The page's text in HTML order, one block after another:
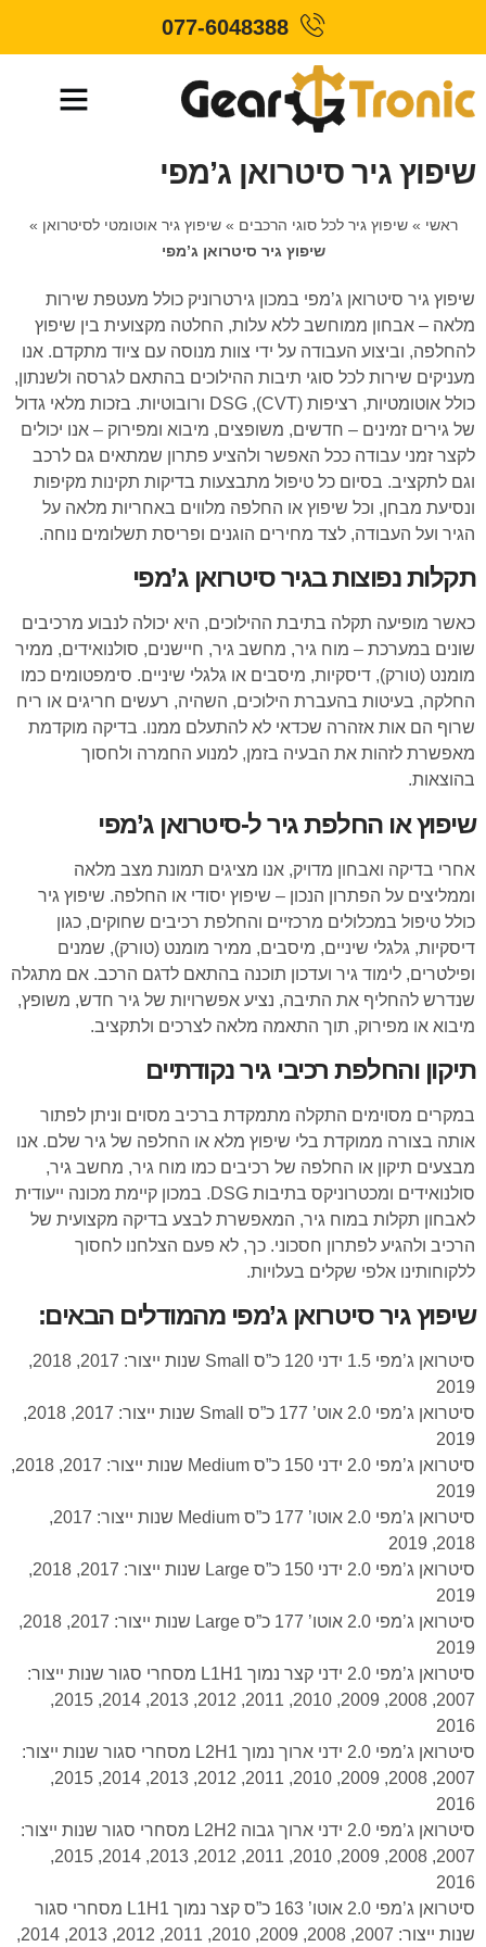
077-6048388
שיפוץ גיר סיטרואן ג’מפי
ראשי »שיפוץ גיר לכל סוגי הרכבים »שיפוץ גיר אוטומטי לסיטרואן »
שיפוץ גיר סיטרואן ג’מפי
שיפוץ גיר סיטרואן ג’מפי במכון גירטרוניק כולל מעטפת שירות
מלאה – אבחון ממוחשב ללא עלות, החלטה מקצועית בין שיפוץ
להחלפה, וביצוע העבודה על ידי צוות מנוסה עם ציוד מתקדם. אנו
מעניקים שירות לכל סוגי תיבות ההילוכים בהתאם לגרסה ולשנתון,
כולל אוטומטיות, רציפות (CVT), DSG ורובוטיות. בזכות מלאי גדול
של גירים זמינים – חדשים, משופצים, מיבוא ומפירוק – אנו יכולים
לקצר זמני עבודה ככל האפשר ולהציע פתרון שמתאים גם לרכב
וגם לתקציב. בסיום כל טיפול מתבצעות בדיקות תקינות מקיפות
ונסיעת מבחן, וכל שיפוץ או החלפה מלווים באחריות מלאה על
הגיר ועל העבודה, לצד מחירים הוגנים ופריסת תשלומים נוחה.
תקלות נפוצות בגיר סיטרואן ג’מפי
כאשר מופיעה תקלה בתיבת ההילוכים, היא יכולה לנבוע מרכיבים
שונים במערכת – מוח גיר, מחשב גיר, חיישנים, סולנואידים, ממיר
מומנט (טורק), דיסקיות, מיסבים או גלגלי שיניים. סימפטומים כמו
החלקה, בעיטות בהעברת הילוכים, השהיה, רעשים חריגים או ריח
שרוף הם אות אזהרה שכדאי לא להתעלם ממנו. בדיקה מוקדמת
מאפשרת לזהות את הבעיה בזמן, למנוע החמרה ולחסוך
בהוצאות.
שיפוץ או החלפת גיר ל-סיטרואן ג’מפי
אחרי בדיקה ואבחון מדויק, אנו מציגים תמונת מצב מלאה
וממליצים על הפתרון הנכון – שיפוץ יסודי או החלפה. שיפוץ גיר
כולל טיפול במכלולים מרכזיים והחלפת רכיבים שחוקים, כגון
דיסקיות, גלגלי שיניים, מיסבים, ממיר מומנט (טורק), שמנים
ופילטרים, לימוד גיר ועדכון תוכנה בהתאם לדגם הרכב. אם מתגלה
שנדרש להחליף את התיבה, נציע אפשרויות של גיר חדש, משופץ,
מיבוא או מפירוק, תוך התאמה מלאה לצרכים ולתקציב.
תיקון והחלפת רכיבי גיר נקודתיים
במקרים מסוימים התקלה מתמקדת ברכיב מסוים וניתן לפתור
אותה בצורה ממוקדת בלי שיפוץ מלא או החלפה של גיר שלם. אנו
מבצעים תיקון או החלפה של רכיבים כמו מוח גיר, מחשב גיר,
סולנואידים ומכטרוניקס בתיבות DSG. במכון קיימת מכונה ייעודית
לאבחון תקלות במוח גיר, המאפשרת לבצע בדיקה מקצועית של
הרכיב ולהגיע לפתרון חסכוני. כך, לא פעם הצלחנו לחסוך
ללקוחותינו אלפי שקלים בעלויות.
שיפוץ גיר סיטרואן ג’מפי מהמודלים הבאים:
סיטרואן ג’מפי 1.5 ידני 120 כ”ס Small שנות ייצור: 2017, 2018,
2019
סיטרואן ג’מפי 2.0 אוט’ 177 כ”ס Small שנות ייצור: 2017, 2018,
2019
סיטרואן ג’מפי 2.0 ידני 150 כ”ס Medium שנות ייצור: 2017, 2018,
2019
סיטרואן ג’מפי 2.0 אוטו’ 177 כ”ס Medium שנות ייצור: 2017,
2018, 2019
סיטרואן ג’מפי 2.0 ידני 150 כ”ס Large שנות ייצור: 2017, 2018,
2019
סיטרואן ג’מפי 2.0 אוטו’ 177 כ”ס Large שנות ייצור: 2017, 2018,
2019
סיטרואן ג’מפי 2.0 ידני קצר נמוך L1H1 מסחרי סגור שנות ייצור:
2007, 2008, 2009, 2010, 2011, 2012, 2013, 2014, 2015,
2016
סיטרואן ג’מפי 2.0 ידני ארוך נמוך L2H1 מסחרי סגור שנות ייצור:
2007, 2008, 2009, 2010, 2011, 2012, 2013, 2014, 2015,
2016
סיטרואן ג’מפי 2.0 ידני ארוך גבוה L2H2 מסחרי סגור שנות ייצור:
2007, 2008, 2009, 2010, 2011, 2012, 2013, 2014, 2015,
2016
סיטרואן ג’מפי 2.0 אוטו’ 163 כ”ס קצר נמוך L1H1 מסחרי סגור
שנות ייצור: 2007, 2008, 2009, 2010, 2011, 2012, 2013, 2014,